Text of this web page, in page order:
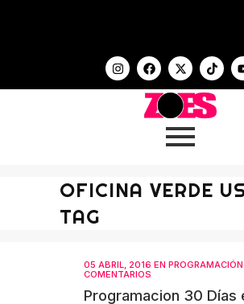
OFICINA VERDE
TAG
05 ABRIL, 2016 EN PROGRAMACIÓN
COMENTARIOS
Programacion 30 Días